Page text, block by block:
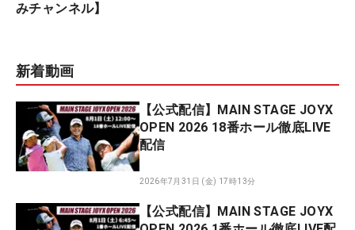
みチャンネル】
新着動画
【公式配信】MAIN STAGE JOYX
OPEN 2026 18番ホール徹底LIVE
配信
2026年7月31日 (金) 17時13分
【公式配信】MAIN STAGE JOYX